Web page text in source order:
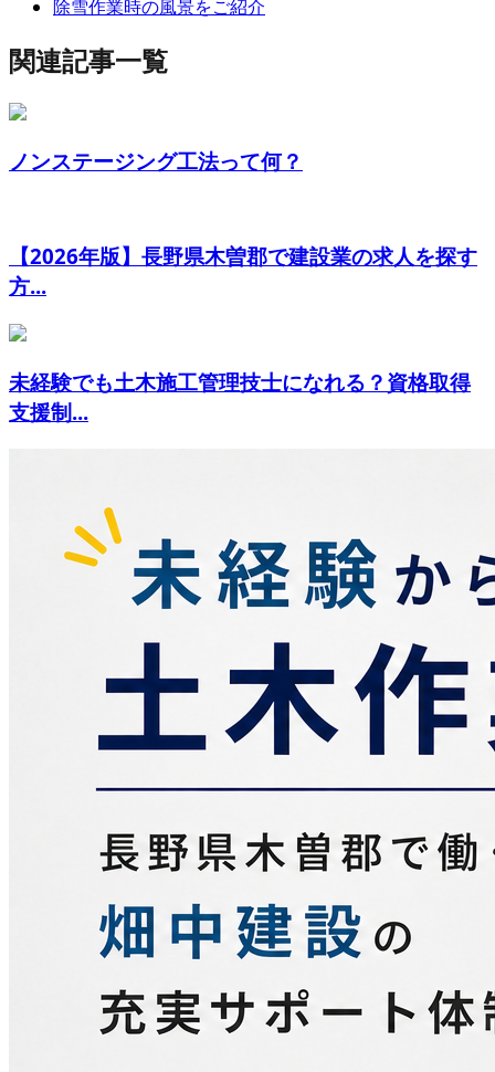
除雪作業時の風景をご紹介
関連記事一覧
ノンステージング工法って何？
【2026年版】長野県木曽郡で建設業の求人を探す
方...
未経験でも土木施工管理技士になれる？資格取得
支援制...